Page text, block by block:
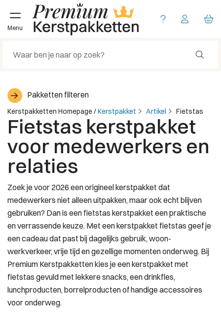
Menu
Pakketten filteren
Kerstpakketten Homepage/Kerstpakket Artikel Fietstas
Fietstas kerstpakket
voor medewerkers en
relaties
Zoek je voor 2026 een origineel kerstpakket dat
medewerkers niet alleen uitpakken, maar ook echt blijven
gebruiken? Dan is een fietstas kerstpakket een praktische
en verrassende keuze. Met een kerstpakket fietstas geef je
een cadeau dat past bij dagelijks gebruik, woon-
werkverkeer, vrije tijd en gezellige momenten onderweg. Bij
Premium Kerstpakketten kies je een kerstpakket met
fietstas gevuld met lekkere snacks, een drinkfles,
lunchproducten, borrelproducten of handige accessoires
voor onderweg.